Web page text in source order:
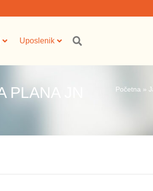
Uposlenik
JN
Početna»